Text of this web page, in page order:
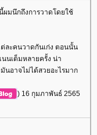
ผมนึกถึงการวาดโดยใช้
ละคนวาดกันเก่ง ตอนนั้น
นเต็มหลายครั้ง น่า
นอาจไม่ได้สวยอะไรมาก
) 16 กุมภาพันธ์ 2565